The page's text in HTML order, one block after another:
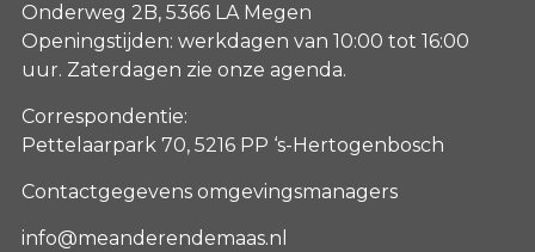
Onderweg 2B, 5366 LA Megen
Openingstijden: werkdagen van 10:00 tot 16:00
uur. Zaterdagen zie onze agenda.
Correspondentie:
Pettelaarpark 70, 5216 PP ‘s-Hertogenbosch
Contactgegevens omgevingsmanagers
info@meanderendemaas.nl